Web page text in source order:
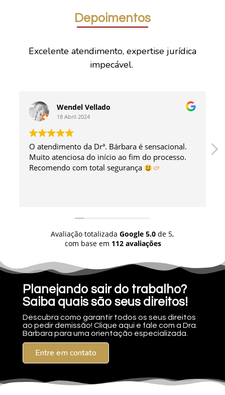
Depoimentos
Excelente atendimento, expertise jurídica
impecável.
Wendel Vellado
18 Abril 2024
O atendimento da Drª. Bárbara é sensacional.
Muito atenciosa do início ao fim do processo.
Recomendo com total segurança
Avaliação totalizada Google 5.0de 5,
com base em 112 avaliações
Planejando sair do trabalho?
Saiba quais são seus direitos!
Descubra como garantir todos os seus direitos
ao pedir demissão! Clique aqui e fale com a Dra.
Bárbara para uma orientação especializada.
Entre em contato